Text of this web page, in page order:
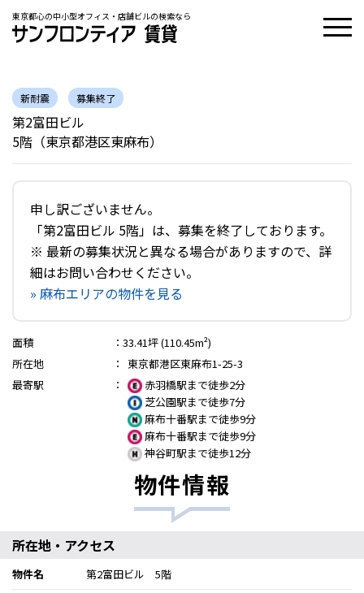
東京都心の中小型オフィス・店舗ビルの検索なら
新耐震 募集終了
第2富田ビル
5階（東京都港区東麻布）
申し訳ございません。
「第2富田ビル 5階」は、募集を終了しております。
※ 最新の募集状況と異なる場合がありますので、詳
細はお問い合わせください。
» 麻布エリアの物件を見る
面積 ： 33.41坪 (110.45m²)
所在地
：
東京都港区東麻布1-25-3
最寄駅
：
赤羽橋駅まで徒歩2分
芝公園駅まで徒歩7分
麻布十番駅まで徒歩9分
麻布十番駅まで徒歩9分
神谷町駅まで徒歩12分
物件情報
所在地・アクセス
物件名
第2富田ビル 5階